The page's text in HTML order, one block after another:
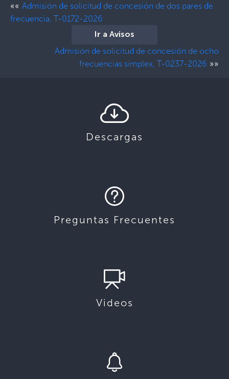
«« Admisión de solicitud de concesión de dos pares de
frecuencia, T-0172-2026
Ir a Avisos
Admisión de solicitud de concesión de ocho
frecuencias simplex, T-0237-2026 »»
Descargas
Preguntas Frecuentes
Videos